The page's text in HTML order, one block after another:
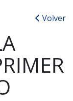
Volver